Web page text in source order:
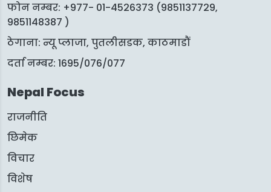
फोन नम्बर: +977- 01-4526373 (9851137729,
9851148387 )
ठेगाना: न्यू प्लाजा, पुतलीसडक, काठमाडौं
दर्ता नम्बर: 1695/076/077
Nepal Focus
राजनीति
छिमेक
विचार
विशेष